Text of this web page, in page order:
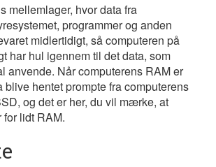
mellemlager, hvor data fra
programmer og anden
midlertidigt, så computeren på
har hul igennem til det data, som
anvende. Når computerens RAM er
blive hentet prompte fra computerens
og det er her, du vil mærke, at
lidt RAM.